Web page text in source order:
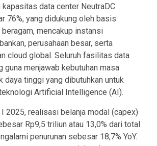
data center NeutraDC
76%, yang didukung oleh basis
mencakup instansi
perusahaan besar, serta
cloud global. Seluruh fasilitas data
guna menjawab kebutuhan masa
daya tinggi yang dibutuhkan untuk
Artificial Intelligence (AI).
2025, realisasi belanja modal (capex)
Rp9,5 triliun atau 13,0% dari total
penurunan sebesar 18,7% YoY.